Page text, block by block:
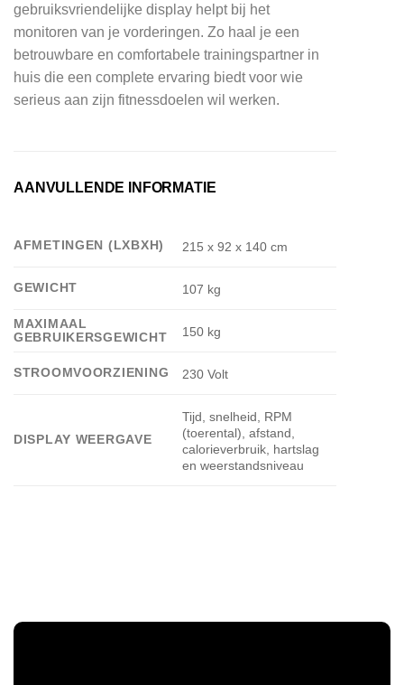
gebruiksvriendelijke display helpt bij het
monitoren van je vorderingen. Zo haal je een
betrouwbare en comfortabele trainingspartner in
huis die een complete ervaring biedt voor wie
serieus aan zijn fitnessdoelen wil werken.
AANVULLENDE INFORMATIE
AFMETINGEN (LXBXH) 215 x 92 x 140 cm
GEWICHT 107 kg
MAXIMAAL
GEBRUIKERSGEWICHT
150 kg
STROOMVOORZIENING 230 Volt
DISPLAY WEERGAVE
Tijd, snelheid, RPM
(toerental), afstand,
calorieverbruik, hartslag
en weerstandsniveau